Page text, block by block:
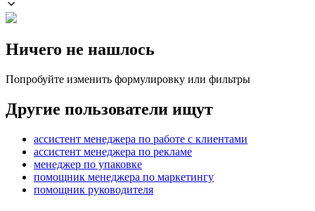
Ничего не нашлось
Попробуйте изменить формулировку или фильтры
Другие пользователи ищут
ассистент менеджера по работе с клиентами
ассистент менеджера по рекламе
менеджер по упаковке
помощник менеджера по маркетингу
помощник руководителя